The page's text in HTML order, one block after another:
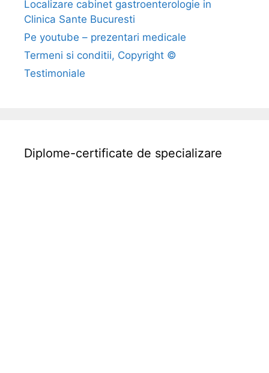
Localizare cabinet gastroenterologie in
Clinica Sante Bucuresti
Pe youtube – prezentari medicale
Termeni si conditii, Copyright ©
Testimoniale
Diplome-certificate de specializare